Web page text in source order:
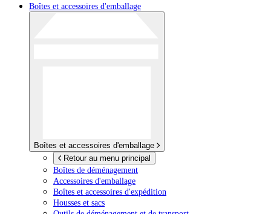
Boîtes et accessoires d'emballage
Boîtes et accessoires d'emballage
Retour au menu principal
Boîtes de déménagement
Accessoires d'emballage
Boîtes et accessoires d'expédition
Housses et sacs